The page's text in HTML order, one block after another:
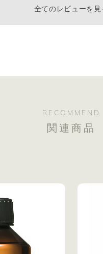
全てのレビューを見
RECOMMEND
関連商品